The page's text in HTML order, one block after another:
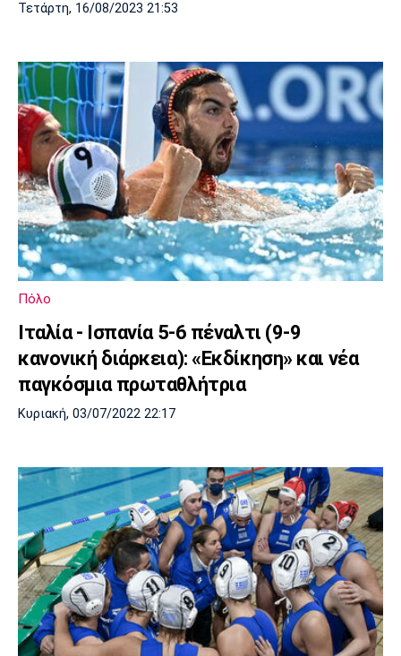
Τετάρτη, 16/08/2023 21:53
Πόλο
Ιταλία - Ισπανία 5-6 πέναλτι (9-9
κανονική διάρκεια): «Εκδίκηση» και νέα
παγκόσμια πρωταθλήτρια
Κυριακή, 03/07/2022 22:17